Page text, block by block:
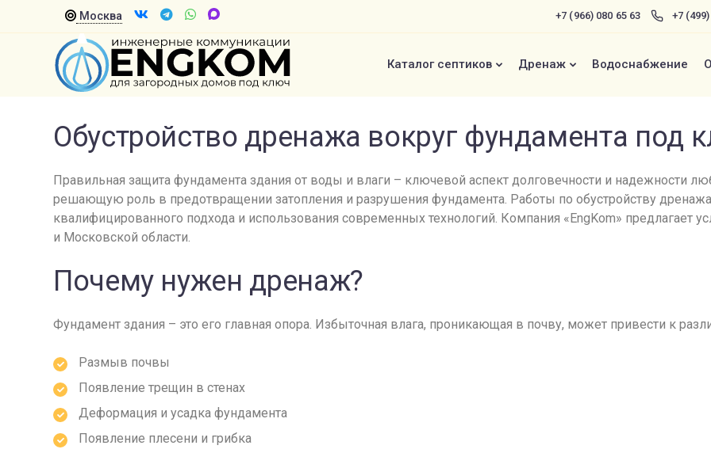
Москва +7 (966) 080 65 63 +7
Каталог септиков Дренаж Водоснабжение
Обустройство дренажа вокруг фундамента
Правильная защита фундамента здания от воды и влаги – ключевой аспект долговечности и надежности
решающую роль в предотвращении затопления и разрушения фундамента. Работы по обустройству
квалифицированного подхода и использования современных технологий. Компания «EngKom» предлагает
и Московской области.
Почему нужен дренаж?
Фундамент здания – это его главная опора. Избыточная влага, проникающая в почву, может привести к
Размыв почвы
Появление трещин в стенах
Деформация и усадка фундамента
Появление плесени и грибка